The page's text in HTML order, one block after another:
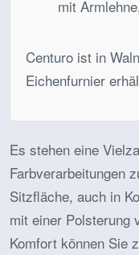
mit
Centuro ist in
Eichenfurnier
Es stehen eine
Farbverarbeitungen
Sitzfläche, auch in
mit einer Polsterung
Komfort können Sie